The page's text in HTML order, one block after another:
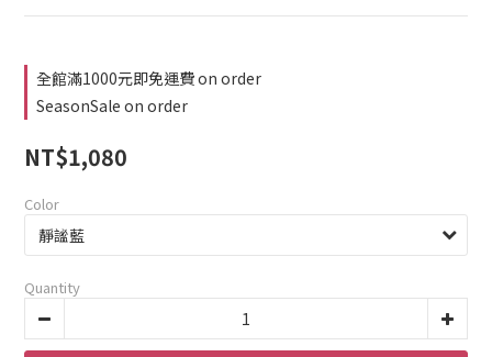
全館滿1000元即免運費 on order
SeasonSale on order
NT$1,080
Color
Quantity